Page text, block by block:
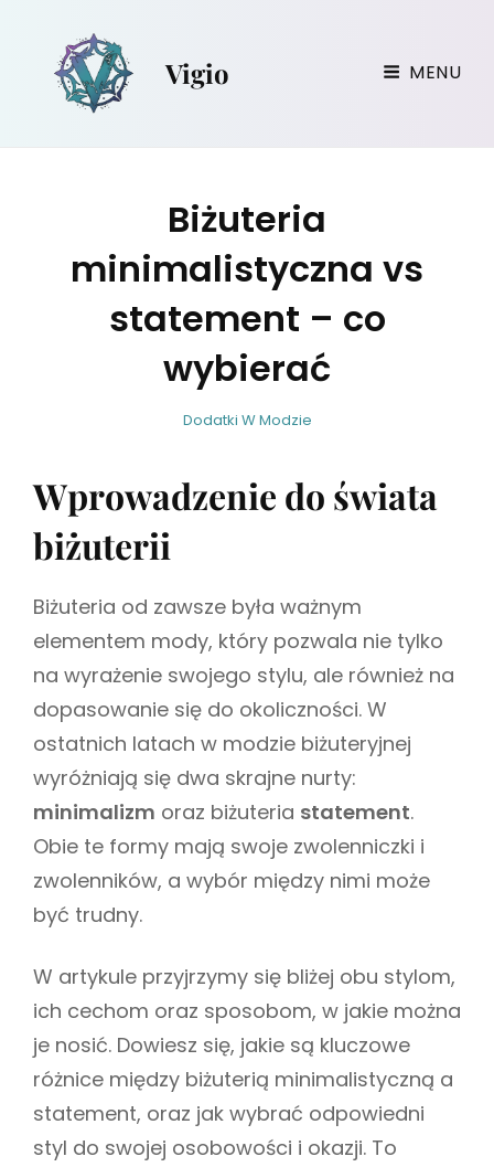
Vigio MENU
Biżuteria
minimalistyczna vs
statement – co
wybierać
C
E
G
E
Dodatki W ModzieBw
i
s
Wprowadzenie do świata
biżuterii
Biżuteria od zawsze była ważnym
elementem mody, który pozwala nie tylko
na wyrażenie swojego stylu, ale również na
dopasowanie się do okoliczności. W
ostatnich latach w modzie biżuteryjnej
wyróżniają się dwa skrajne nurty:
minimalizm oraz biżuteria statement.
Obie te formy mają swoje zwolenniczki i
zwolenników, a wybór między nimi może
być trudny.
W artykule przyjrzymy się bliżej obu stylom,
ich cechom oraz sposobom, w jakie można
je nosić. Dowiesz się, jakie są kluczowe
różnice między biżuterią minimalistyczną a
statement, oraz jak wybrać odpowiedni
styl do swojej osobowości i okazji. To